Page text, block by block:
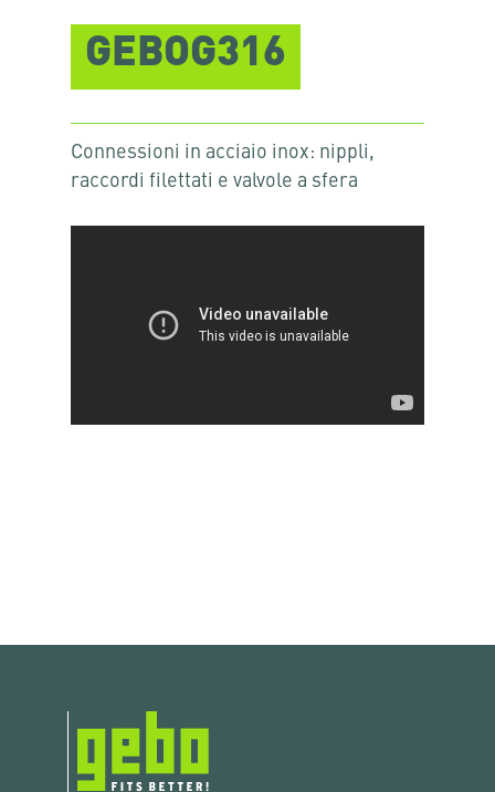
GEBOG316
Connessioni in acciaio inox: nippli,
raccordi filettati e valvole a sfera